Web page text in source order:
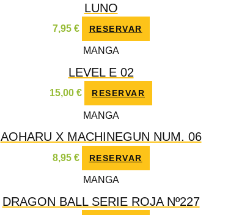
LUNO
7,95 € RESERVAR
MANGA
LEVEL E 02
15,00 € RESERVAR
MANGA
AOHARU X MACHINEGUN NUM. 06
8,95 € RESERVAR
MANGA
DRAGON BALL SERIE ROJA Nº227